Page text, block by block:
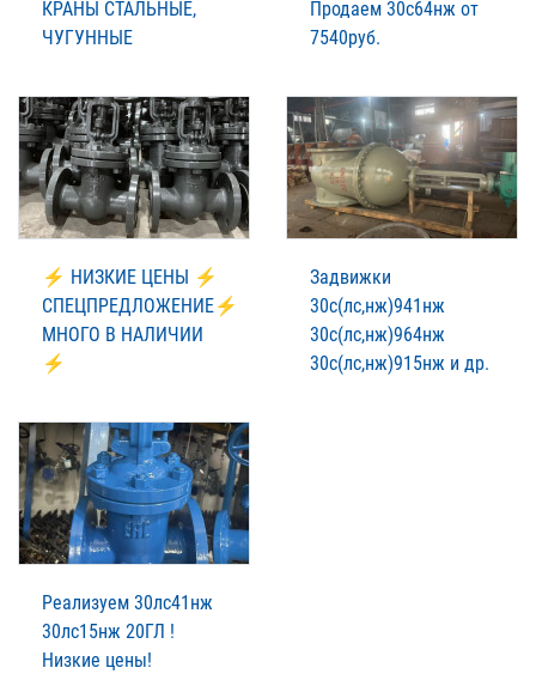
КРАНЫ СТАЛЬНЫЕ,
ЧУГУННЫЕ
Продаем 30с64нж от
7540руб.
⚡ НИЗКИЕ ЦЕНЫ ⚡
СПЕЦПРЕДЛОЖЕНИЕ⚡
МНОГО В НАЛИЧИИ
⚡
Задвижки
30с(лс,нж)941нж
30с(лс,нж)964нж
30с(лс,нж)915нж и др.
Реализуем 30лс41нж
30лс15нж 20ГЛ !
Низкие цены!